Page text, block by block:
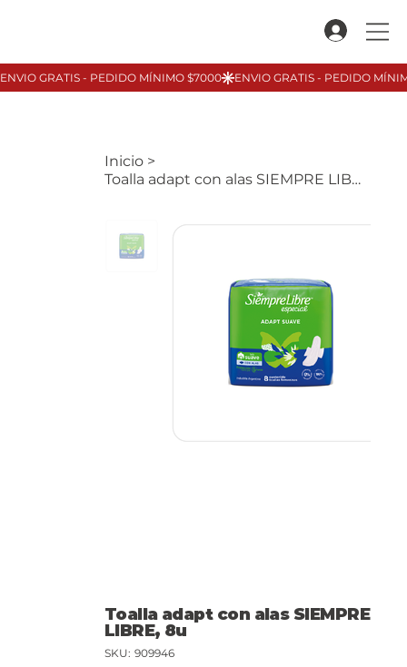
Inicio >
Toalla adapt con alas SIEMPRE LIBRE, 8u
Toalla adapt con alas SIEMPRE
LIBRE, 8u
SKU: SKU
909946